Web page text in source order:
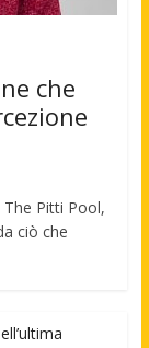
che
Pitti Pool,
ciò che